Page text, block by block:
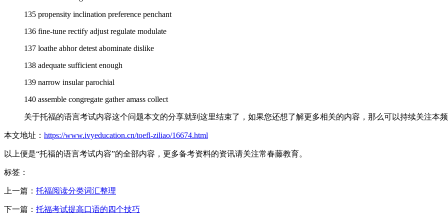
135 propensity inclination preference penchant
136 fine-tune rectify adjust regulate modulate
137 loathe abhor detest abominate dislike
138 adequate sufficient enough
139 narrow insular parochial
140 assemble congregate gather amass collect
关于托福的语言考试内容这个问题本文的分享就到这里结束了，如果您还想了解更多相关的内容，那么可以持续关注本
本文地址： https://www.ivyeducation.cn/toefl-ziliao/16674.html
以上便是“托福的语言考试内容”的全部内容，更多备考资料的资讯请关注常春藤教育。
标签：
上一篇： 托福阅读分类词汇整理
下一篇： 托福考试提高口语的四个技巧